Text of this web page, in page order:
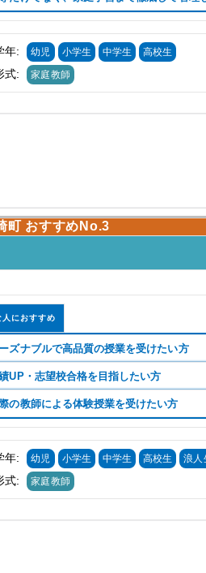
年: 幼児 小学生 中学生 高校生
式: 家庭教師
町 おすすめNo.3
人におすすめ
ズナブルで高品質の授業を受けたい方
UP・志望校合格を目指したい方
の教師による体験授業を受けたい方
年: 幼児 小学生 中学生 高校生 浪人
式: 家庭教師